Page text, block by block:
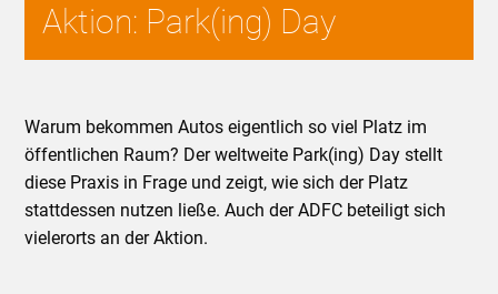
Aktion: Park(ing) Day
Warum bekommen Autos eigentlich so viel Platz im
öffentlichen Raum? Der weltweite Park(ing) Day stellt
diese Praxis in Frage und zeigt, wie sich der Platz
stattdessen nutzen ließe. Auch der ADFC beteiligt sich
vielerorts an der Aktion.